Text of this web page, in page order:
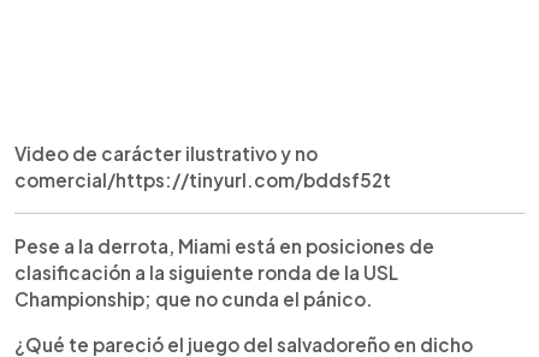
Video de carácter ilustrativo y no
comercial/https://tinyurl.com/bddsf52t
Pese a la derrota, Miami está en posiciones de
clasificación a la siguiente ronda de la USL
Championship; que no cunda el pánico.
¿Qué te pareció el juego del salvadoreño en dicho